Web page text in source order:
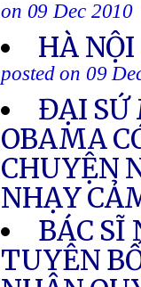
on 09 Dec 2010
HÀ
posted on 09
ĐẠI SỨ
OBAMA
CHUYỆN
NHẠY
BÁC SĨ
TUYÊN